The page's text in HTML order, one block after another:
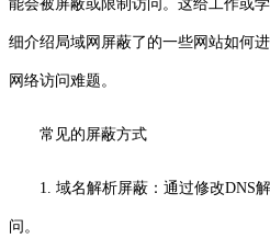
能会被屏蔽或限制访问。这给工作或
细介绍局域网屏蔽了的一些网站如何
网络访问难题。
常见的屏蔽方式
1. 域名解析屏蔽：通过修改DNS
问。